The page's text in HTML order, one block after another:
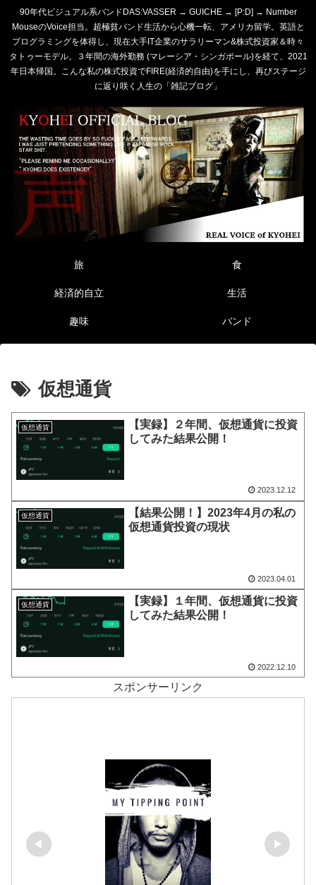
90年代ビジュアル系バンドDAS:VASSER → GUICHE → [P:D] → Number
MouseのVoice担当。超極貧バンド生活から心機一転、アメリカ留学。英語と
プログラミングを体得し、現在大手IT企業のサラリーマン&株式投資家＆時々
タトゥーモデル。３年間の海外勤務 (マレーシア・シンガポール)を経て、2021
年日本帰国。こんな私の株式投資でFIRE(経済的自由)を手にし、再びステージ
に返り咲く人生の「雑記ブログ」
旅 食
経済的自立 生活
趣味 バンド
仮想通貨
仮想通貨
【実録】２年間、仮想通貨に投資
してみた結果公開！
2023.12.12
仮想通貨
【結果公開！】2023年4月の私の
仮想通貨投資の現状
2023.04.01
仮想通貨
【実録】１年間、仮想通貨に投資
してみた結果公開！
2022.12.10
スポンサーリンク